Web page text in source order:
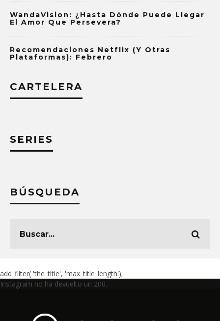
WandaVision: ¿Hasta Dónde Puede Llegar
El Amor Que Persevera?
Recomendaciones Netflix (y Otras
Plataformas): Febrero
CARTELERA
SERIES
BÚSQUEDA
add_filter( 'the_title', 'max_title_length');
Instagram no ha devuelto un 200.